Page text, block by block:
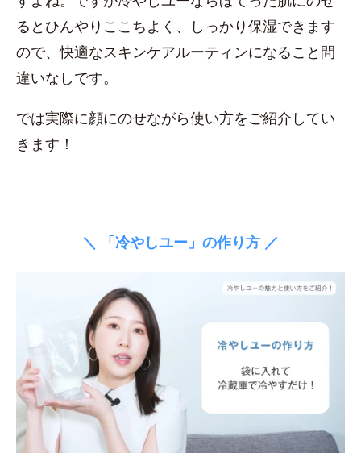
るとひんやりここちよく、しっかり保湿できます
ので、快適なスキンケアルーティンになること間
違いなしです。
では実際に顔にのせながら使い方をご紹介してい
きます！
＼ 「冷やしユー」の作り方 ／